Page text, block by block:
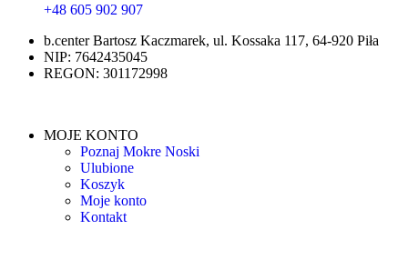
+48 605 902 907
b.center Bartosz Kaczmarek, ul. Kossaka 117, 64-920 Piła
NIP: 7642435045
REGON: 301172998
MOJE KONTO
Poznaj Mokre Noski
Ulubione
Koszyk
Moje konto
Kontakt